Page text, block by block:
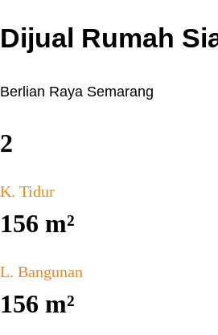
Dijual Rumah
Berlian Raya Semarang
2
K. Tidur
156 m²
L. Bangunan
156 m²